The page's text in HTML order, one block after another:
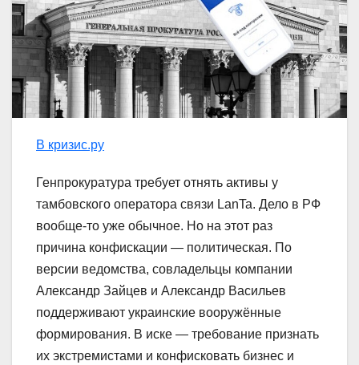
В кризис.ру
Генпрокуратура требует отнять активы у
тамбовского оператора связи LanTa. Дело в РФ
вообще-то уже обычное. Но на этот раз
причина конфискации — политическая. По
версии ведомства, совладельцы компании
Александр Зайцев и Александр Васильев
поддерживают украинские вооружённые
формирования. В иске — требование признать
их экстремистами и конфисковать бизнес и